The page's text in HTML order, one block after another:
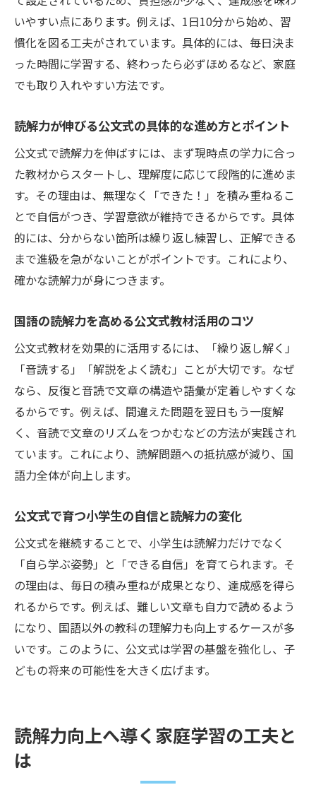
秘訣
小学生に必要な読解力とその育て方を解説
国語力向上のための実践的な学び方を紹介
読解力が低下する原因と改善へのヒント
題
小学生の読解力低下を防ぐ具体的な対策方
法
発達障害に配慮した国語読解力サポートの
工夫
読解力不足を感じた時の改善アプローチと
は
国語力を取り戻すための効果的な学習習慣
小学生に求められる基礎国語力の育て方を
解説
読解力向上に直結する国語の習慣と工夫と
国語力を伸ばすための家庭学習と公文式の
活用
国語力を底上げするための毎日のポイント
紹介
読解力と国語学習のバランスある育成方法
読解力を高める習い事選びのポイント
読解力向上に役立つ習い事選びの基準を解
説
国語力を伸ばす教室や塾の特徴と選び方
読解力が高まる習い事のメリットを知る
国語読解力アップに適した習い事の見極め
方
いやすい点にあります。例えば、1日10分から始め、習
慣化を図る工夫がされています。具体的には、毎日決ま
った時間に学習する、終わったら必ずほめるなど、家庭
でも取り入れやすい方法です。
読解力が伸びる公文式の具体的な進め方とポイント
公文式で読解力を伸ばすには、まず現時点の学力に合っ
た教材からスタートし、理解度に応じて段階的に進めま
す。その理由は、無理なく「できた！」を積み重ねるこ
とで自信がつき、学習意欲が維持できるからです。具体
的には、分からない箇所は繰り返し練習し、正解できる
まで進級を急がないことがポイントです。これにより、
確かな読解力が身につきます。
国語の読解力を高める公文式教材活用のコツ
公文式教材を効果的に活用するには、「繰り返し解く」
「音読する」「解説をよく読む」ことが大切です。なぜ
なら、反復と音読で文章の構造や語彙が定着しやすくな
るからです。例えば、間違えた問題を翌日もう一度解
く、音読で文章のリズムをつかむなどの方法が実践され
ています。これにより、読解問題への抵抗感が減り、国
語力全体が向上します。
公文式で育つ小学生の自信と読解力の変化
公文式を継続することで、小学生は読解力だけでなく
「自ら学ぶ姿勢」と「できる自信」を育てられます。そ
の理由は、毎日の積み重ねが成果となり、達成感を得ら
れるからです。例えば、難しい文章も自力で読めるよう
になり、国語以外の教科の理解力も向上するケースが多
いです。このように、公文式は学習の基盤を強化し、子
どもの将来の可能性を大きく広げます。
読解力向上へ導く家庭学習の工夫と
は